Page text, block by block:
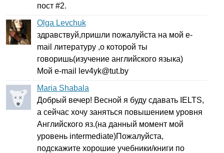
пост #2.
Olga Levchuk
здравствуй,пришли пожалуйста на мой e-
mail литературу ,о которой ты
говоришь(изучение английского языка)
Мой e-mail lev4yk@tut.by
Maria Shabala
Добрый вечер! Весной я буду сдавать IELTS,
а сейчас хочу заняться повышением уровня
Английского яз.(на данный момент мой
уровень intermediate)Пожалуйста,
подскажите хорошие учебники/книги по